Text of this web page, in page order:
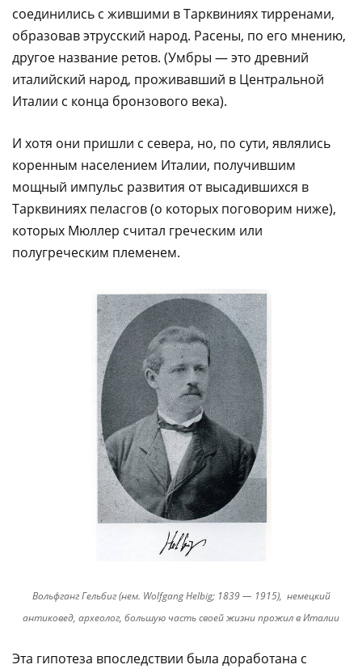
соединились с жившими в Тарквиниях тирренами,
образовав этрусский народ. Расены, по его мнению,
другое название ретов. (Умбры — это древний
италийский народ, проживавший в Центральной
Италии с конца бронзового века).
И хотя они пришли с севера, но, по сути, являлись
коренным населением Италии, получившим
мощный импульс развития от высадившихся в
Тарквиниях пеласгов (о которых поговорим ниже),
которых Мюллер считал греческим или
полугреческим племенем.
Вольфганг Гельбиг (нем. Wolfgang Helbig; 1839 — 1915), немецкий
антиковед, археолог, большую часть своей жизни прожил в Италии
Эта гипотеза впоследствии была доработана с